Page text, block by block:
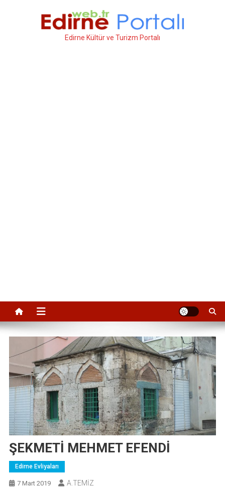
Edirne Kültür ve Turizm Portalı
ŞEKMETİ MEHMET EFENDİ
Edirne Evliyaları
7 Mart 2019 A.TEMİZ